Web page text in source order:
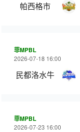
帕西格市
菲MPBL
2026-07-18 16:00
民都洛水牛
菲MPBL
2026-07-23 16:00